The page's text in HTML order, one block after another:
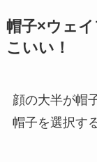
帽子×ウェ
こいい！
顔の大半が帽
帽子を選択す